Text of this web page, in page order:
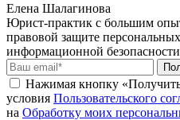
Елена Шалагинова
Юрист-практик с большим
правовой защите
информационной
Нажимая кнопку
условия Пользовательского
на Обработку моих